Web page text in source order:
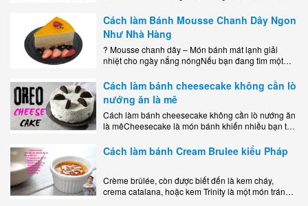
Cách làm Bánh Mousse Chanh Dây Ngon
Như Nhà Hàng
? Mousse chanh dây – Món bánh mát lạnh giải
nhiệt cho ngày nắng nóngNếu bạn đang tìm một
dễ..
Cách làm bánh cheesecake không cần lò
nướng ăn là mê
Cách làm bánh cheesecake không cần lò nướng ăn
là mêCheesecake là món bánh khiến nhiều bạn trẻ
kem..
Cách làm bánh Cream Brulee kiểu Pháp
Crème brûlée, còn được biết đến là kem cháy,
crema catalana, hoặc kem Trinity là một món tráng